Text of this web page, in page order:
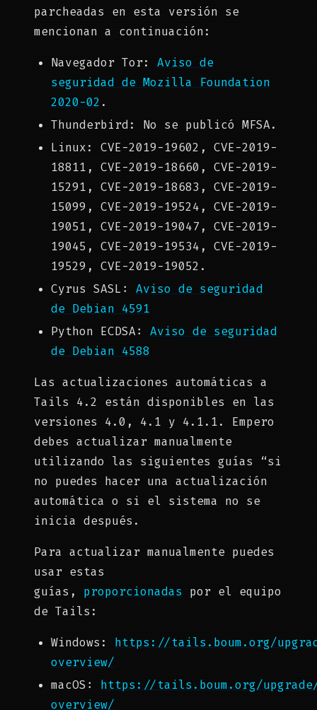
parcheadas en esta versión se
mencionan a continuación:
Navegador Tor: Aviso de
seguridad de Mozilla Foundation
2020-02 .
Thunderbird: No se publicó MFSA.
Linux: CVE-2019-19602, CVE-2019-
18811, CVE-2019-18660, CVE-2019-
15291, CVE-2019-18683, CVE-2019-
15099, CVE-2019-19524, CVE-2019-
19051, CVE-2019-19047, CVE-2019-
19045, CVE-2019-19534, CVE-2019-
19529, CVE-2019-19052.
Cyrus SASL: Aviso de seguridad
de Debian 4591
Python ECDSA: Aviso de seguridad
de Debian 4588
Las actualizaciones automáticas a
Tails 4.2 están disponibles en las
versiones 4.0, 4.1 y 4.1.1. Empero
debes actualizar manualmente
utilizando las siguientes guías “si
no puedes hacer una actualización
automática o si el sistema no se
inicia después.
Para actualizar manualmente puedes
usar estas
guías, proporcionadas por el equipo
de Tails:
Windows: https://tails.boum.org/
overview/
macOS: https://tails.boum.org/upgrade/
overview/